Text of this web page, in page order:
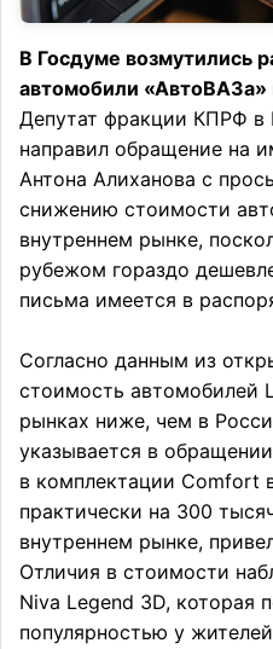
В Госдуме возмутились
автомобили «АвтоВАЗа»
Депутат фракции КПРФ в
направил обращение на
Антона Алиханова с
снижению стоимости
внутреннем рынке,
рубежом гораздо
письма имеется в
Согласно данным из
стоимость автомобилей
рынках ниже, чем в
указывается в
в комплектации Comfort
практически на 300
внутреннем рынке,
Отличия в стоимости
Niva Legend 3D, которая
популярностью у